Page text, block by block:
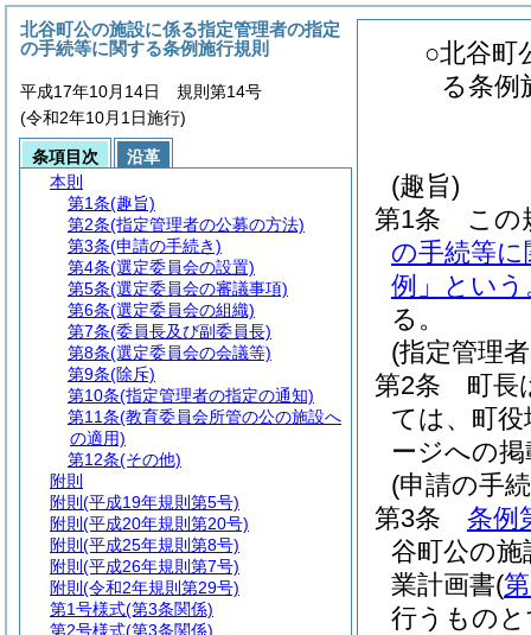
○北谷町
る条例
(趣旨)
第1条
この
の手続等
例」という
る。
(指定管理
第2条
町長
ては、町
ージへの
(申請の手
第3条
条例
谷町公の施
業計画書(
行うもの
北谷町公の施設に係る指定管理者の指定
の手続等に関する条例施行規則
平成17年10月14日 規則第14号
(令和2年10月1日施行)
条項目次
沿革
本則
第1条(趣旨)
第2条(指定管理者の公募の方法)
第3条(申請の手続き)
第4条(選定委員会の設置)
第5条(選定委員会の審議事項)
第6条(選定委員会の組織)
第7条(委員長及び副委員長)
第8条(選定委員会の会議等)
第9条(除斥)
第10条(指定管理者の指定の通知)
第11条(教育委員会所管の公の施設へ
の適用)
第12条(その他)
附則
附則 (平成19年規則第5号)
附則 (平成20年規則第20号)
附則 (平成25年規則第8号)
附則 (平成26年規則第7号)
附則 (令和2年規則第29号)
第1号様式(第3条関係)
第2号様式(第3条関係)